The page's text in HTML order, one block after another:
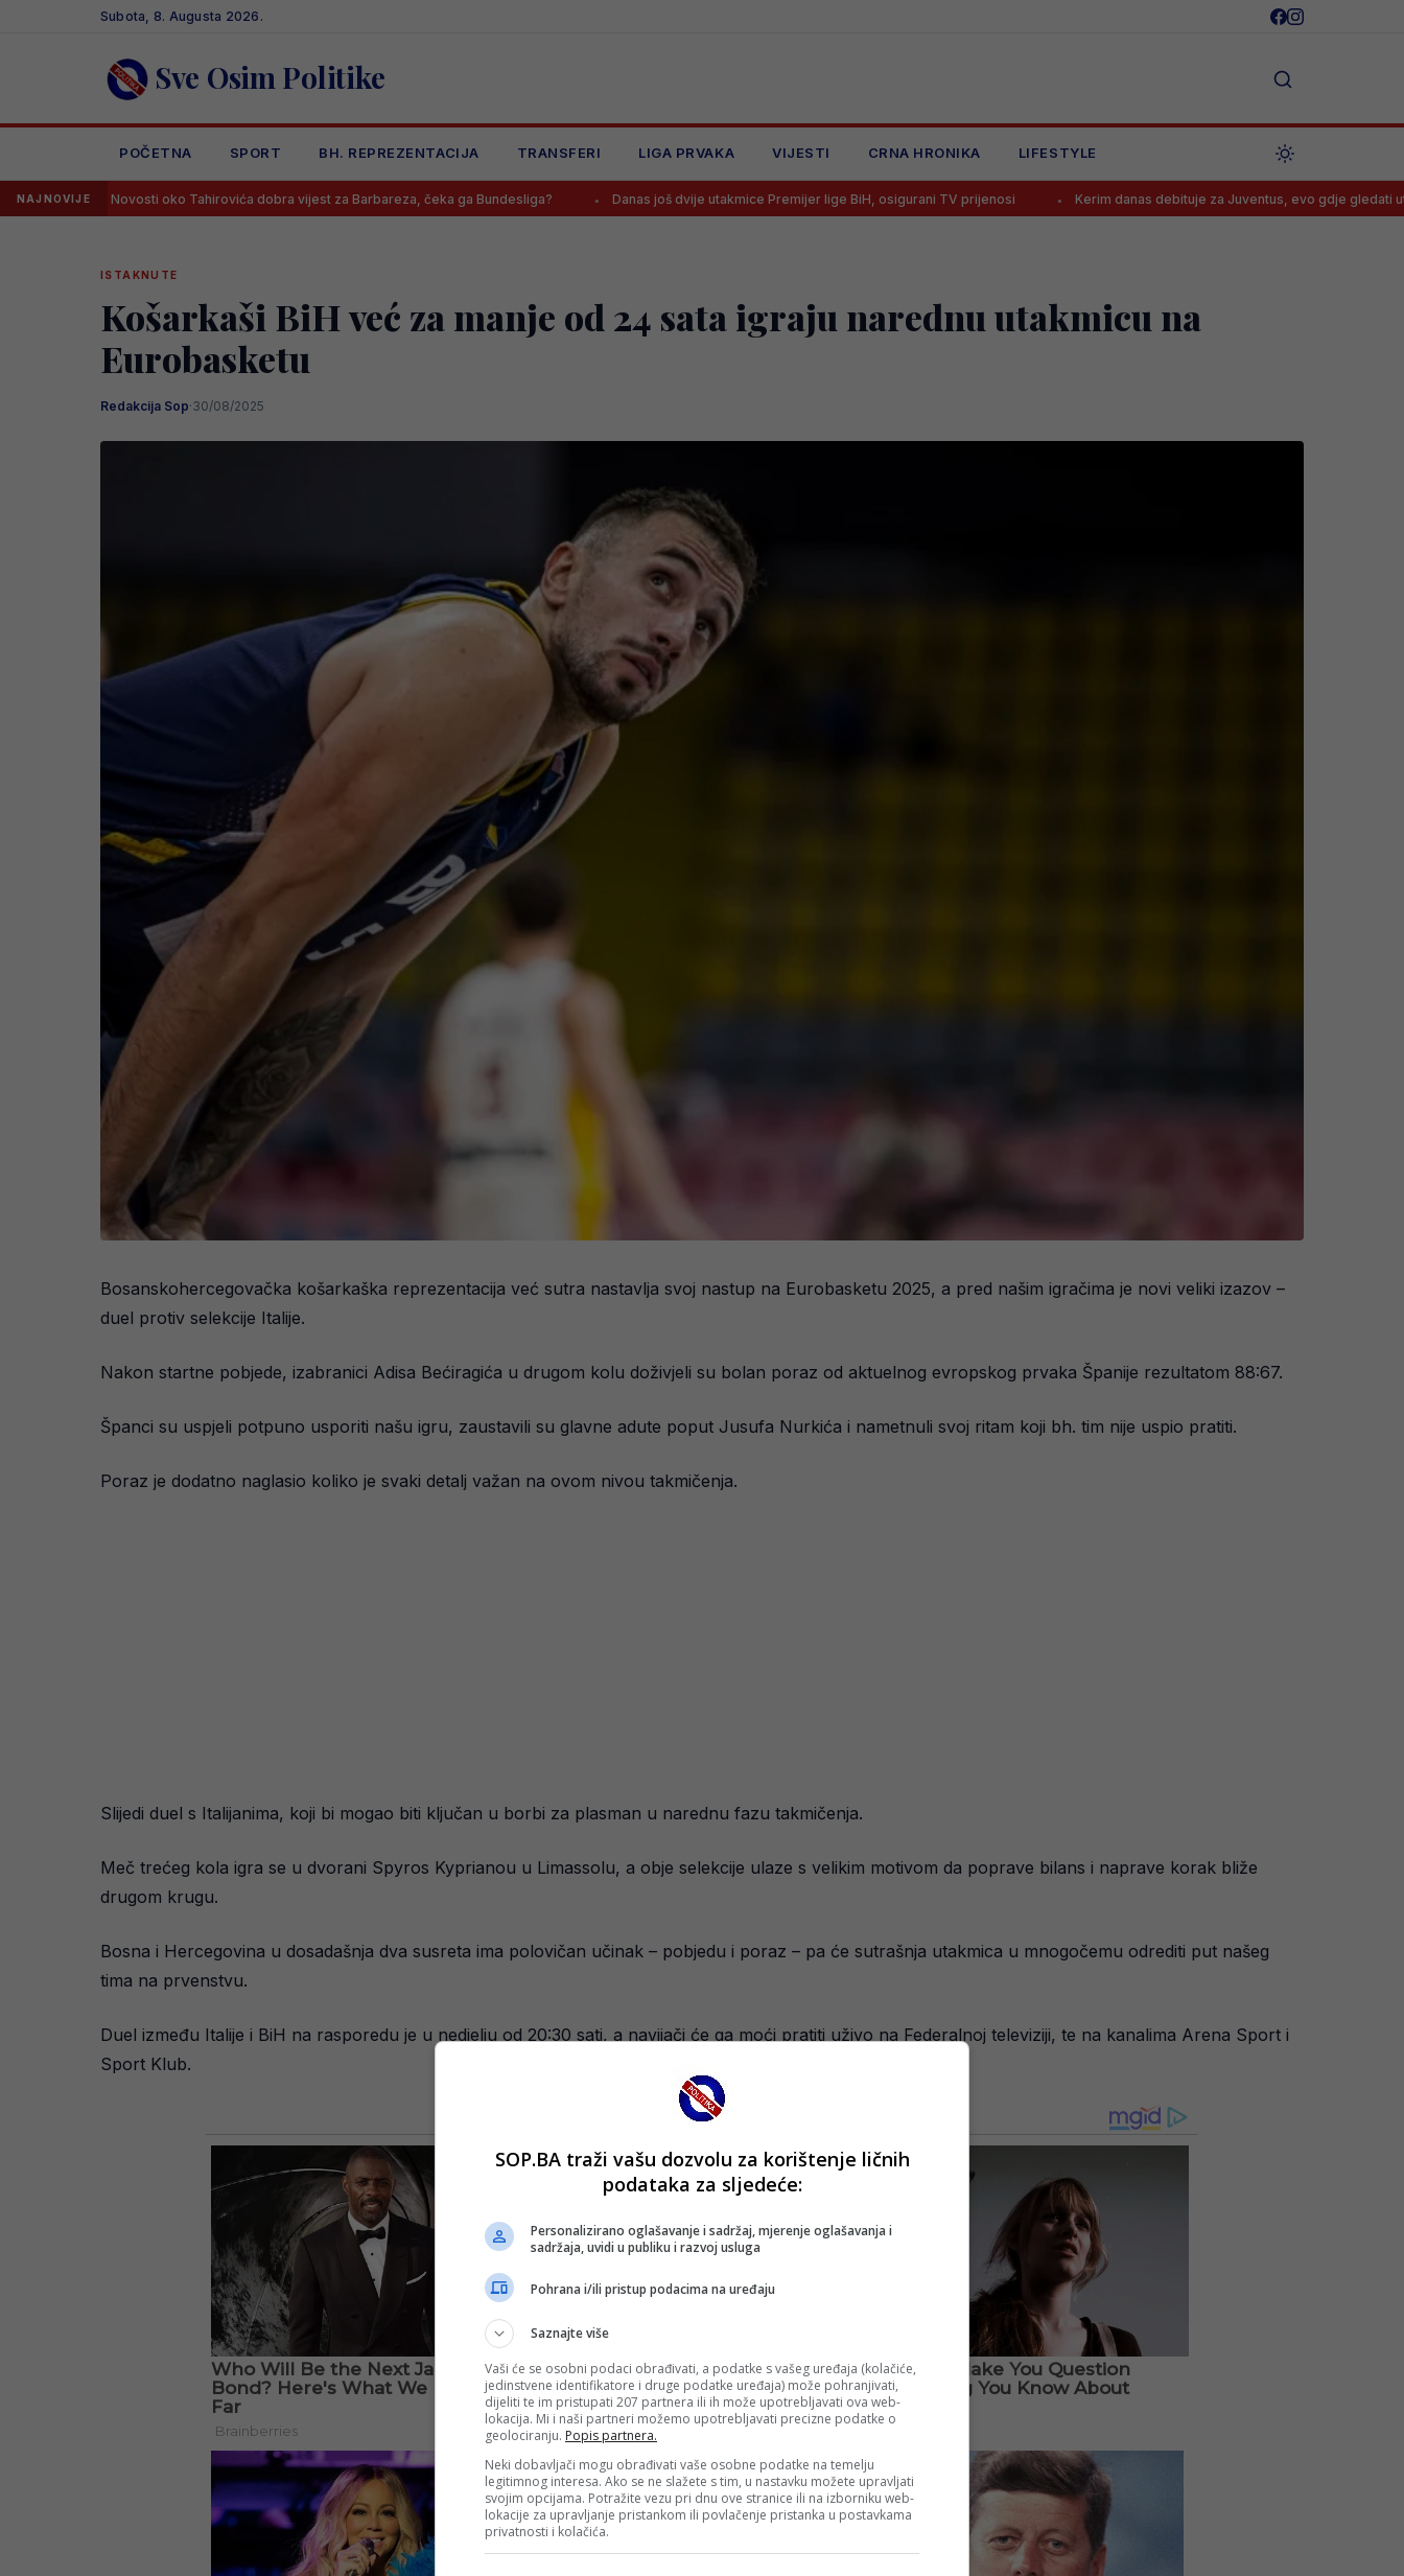
Subota, 8. Augusta 2026.
Sve Osim Politike
POČETNA SPORT BH. REPREZENTACIJA TRANSFERI LIGA PRVAKA VIJESTI CRNA HRONIKA LIFESTYLE
NAJNOVIJE
oko Tahirovića dobra vijest za Barbareza, čeka ga Bundesliga? Danas još dvije utakmice Premijer lige BiH, osigurani TV prijenosi Kerim danas debituje za Juventus, evo gdje gledati utakmicu i kada
ISTAKNUTE
Košarkaši BiH već za manje od 24 sata igraju narednu utakmicu na
Eurobasketu
Redakcija Sop·30/08/2025
Bosanskohercegovačka košarkaška reprezentacija već sutra nastavlja svoj nastup na Eurobasketu 2025, a pred našim igračima je novi veliki izazov –
duel protiv selekcije Italije.
Nakon startne pobjede, izabranici Adisa Bećiragića u drugom kolu doživjeli su bolan poraz od aktuelnog evropskog prvaka Španije rezultatom 88:67.
Španci su uspjeli potpuno usporiti našu igru, zaustavili su glavne adute poput Jusufa Nurkića i nametnuli svoj ritam koji bh. tim nije uspio pratiti.
Poraz je dodatno naglasio koliko je svaki detalj važan na ovom nivou takmičenja.
Slijedi duel s Italijanima, koji bi mogao biti ključan u borbi za plasman u narednu fazu takmičenja.
Meč trećeg kola igra se u dvorani Spyros Kyprianou u Limassolu, a obje selekcije ulaze s velikim motivom da poprave bilans i naprave korak bliže
drugom krugu.
Bosna i Hercegovina u dosadašnja dva susreta ima polovičan učinak – pobjedu i poraz – pa će sutrašnja utakmica u mnogočemu odrediti put našeg
tima na prvenstvu.
Duel između Italije i BiH na rasporedu je u nedjelju od 20:30 sati, a navijači će ga moći pratiti uživo na Federalnoj televiziji, te na kanalima Arena Sport i
Sport Klub.
SOP.BA traži vašu dozvolu za korištenje ličnih
podataka za sljedeće:
Personalizirano oglašavanje i sadržaj, mjerenje oglašavanja i
sadržaja, uvidi u publiku i razvoj usluga
Pohrana i/ili pristup podacima na uređaju
Saznajte više
Vaši će se osobni podaci obrađivati, a podatke s vašeg uređaja (kolačiće,
jedinstvene identifikatore i druge podatke uređaja) može pohranjivati,
dijeliti te im pristupati 207 partnera ili ih može upotrebljavati ova web-
lokacija. Mi i naši partneri možemo upotrebljavati precizne podatke o
geolociranju. Popis partnera.
Neki dobavljači mogu obrađivati vaše osobne podatke na temelju
legitimnog interesa. Ako se ne slažete s tim, u nastavku možete upravljati
svojim opcijama. Potražite vezu pri dnu ove stranice ili na izborniku web-
lokacije za upravljanje pristankom ili povlačenje pristanka u postavkama
privatnosti i kolačića.